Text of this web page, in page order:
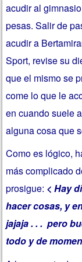
acudir al
pesas. Salir de
acudir a
Sport, revise su
que el mismo se
come lo que le
en cuando suele
alguna cosa que
Como es lógico,
más complicado
prosigue: < Hay
hacer cosas, y
jajaja . . . pero
todo y de